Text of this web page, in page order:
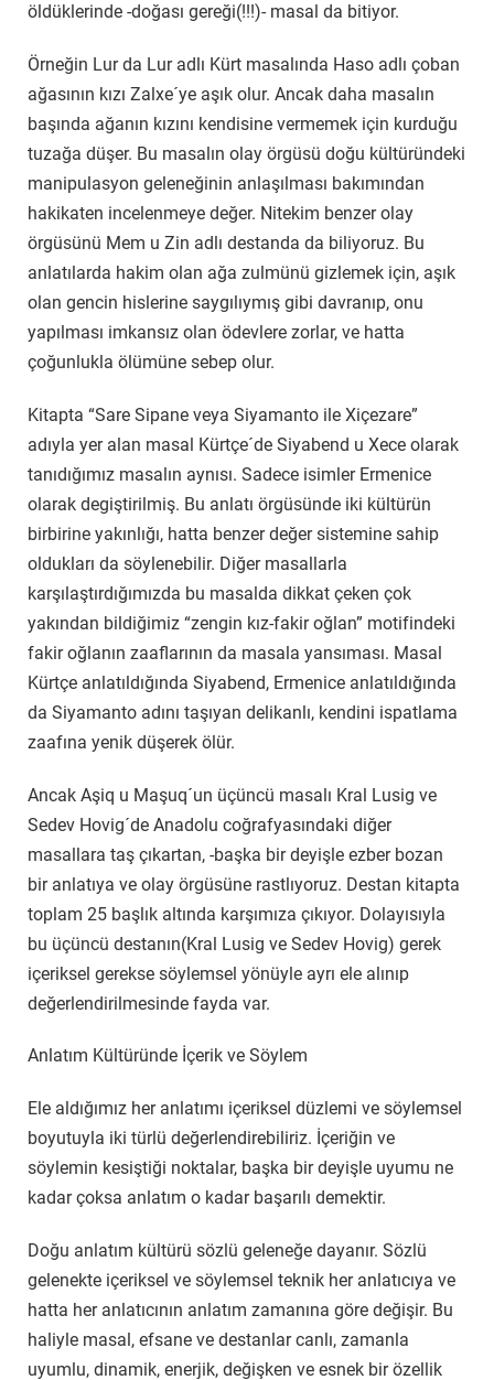
öldüklerinde -doğası gereği(!!!)- masal da bitiyor.
Örneğin Lur da Lur adlı Kürt masalında Haso adlı çoban
ağasının kızı Zalxe´ye aşık olur. Ancak daha masalın
başında ağanın kızını kendisine vermemek için kurduğu
tuzağa düşer. Bu masalın olay örgüsü doğu kültüründeki
manipulasyon geleneğinin anlaşılması bakımından
hakikaten incelenmeye değer. Nitekim benzer olay
örgüsünü Mem u Zin adlı destanda da biliyoruz. Bu
anlatılarda hakim olan ağa zulmünü gizlemek için, aşık
olan gencin hislerine saygılıymış gibi davranıp, onu
yapılması imkansız olan ödevlere zorlar, ve hatta
çoğunlukla ölümüne sebep olur.
Kitapta “Sare Sipane veya Siyamanto ile Xiçezare”
adıyla yer alan masal Kürtçe´de Siyabend u Xece olarak
tanıdığımız masalın aynısı. Sadece isimler Ermenice
olarak degiştirilmiş. Bu anlatı örgüsünde iki kültürün
birbirine yakınlığı, hatta benzer değer sistemine sahip
oldukları da söylenebilir. Diğer masallarla
karşılaştırdığımızda bu masalda dikkat çeken çok
yakından bildiğimiz “zengin kız-fakir oğlan” motifindeki
fakir oğlanın zaaflarının da masala yansıması. Masal
Kürtçe anlatıldığında Siyabend, Ermenice anlatıldığında
da Siyamanto adını taşıyan delikanlı, kendini ispatlama
zaafına yenik düşerek ölür.
Ancak Aşiq u Maşuq´un üçüncü masalı Kral Lusig ve
Sedev Hovig´de Anadolu coğrafyasındaki diğer
masallara taş çıkartan, -başka bir deyişle ezber bozan
bir anlatıya ve olay örgüsüne rastlıyoruz. Destan kitapta
toplam 25 başlık altında karşımıza çıkıyor. Dolayısıyla
bu üçüncü destanın(Kral Lusig ve Sedev Hovig) gerek
içeriksel gerekse söylemsel yönüyle ayrı ele alınıp
değerlendirilmesinde fayda var.
Anlatım Kültüründe İçerik ve Söylem
Ele aldığımız her anlatımı içeriksel düzlemi ve söylemsel
boyutuyla iki türlü değerlendirebiliriz. İçeriğin ve
söylemin kesiştiği noktalar, başka bir deyişle uyumu ne
kadar çoksa anlatım o kadar başarılı demektir.
Doğu anlatım kültürü sözlü geleneğe dayanır. Sözlü
gelenekte içeriksel ve söylemsel teknik her anlatıcıya ve
hatta her anlatıcının anlatım zamanına göre değişir. Bu
haliyle masal, efsane ve destanlar canlı, zamanla
uyumlu, dinamik, enerjik, değişken ve esnek bir özellik